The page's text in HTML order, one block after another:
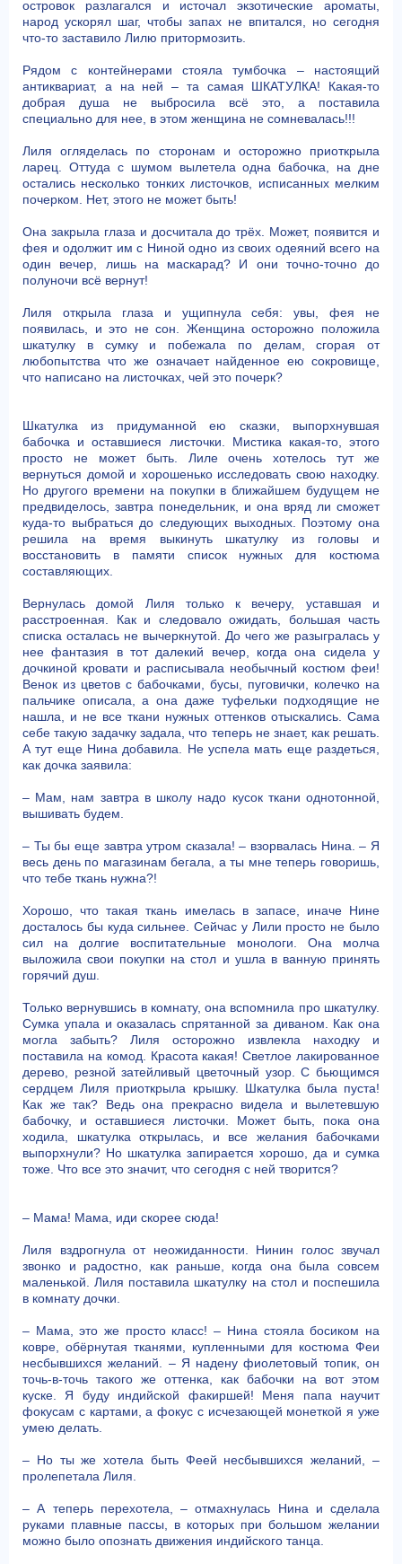
островок разлагался и источал экзотические ароматы,
народ ускорял шаг, чтобы запах не впитался, но сегодня
что-то заставило Лилю притормозить.
Рядом с контейнерами стояла тумбочка – настоящий
антиквариат, а на ней – та самая ШКАТУЛКА! Какая-то
добрая душа не выбросила всё это, а поставила
специально для нее, в этом женщина не сомневалась!!!
Лиля огляделась по сторонам и осторожно приоткрыла
ларец. Оттуда с шумом вылетела одна бабочка, на дне
остались несколько тонких листочков, исписанных мелким
почерком. Нет, этого не может быть!
Она закрыла глаза и досчитала до трёх. Может, появится и
фея и одолжит им с Ниной одно из своих одеяний всего на
один вечер, лишь на маскарад? И они точно-точно до
полуночи всё вернут!
Лиля открыла глаза и ущипнула себя: увы, фея не
появилась, и это не сон. Женщина осторожно положила
шкатулку в сумку и побежала по делам, сгорая от
любопытства что же означает найденное ею сокровище,
что написано на листочках, чей это почерк?
Шкатулка из придуманной ею сказки, выпорхнувшая
бабочка и оставшиеся листочки. Мистика какая-то, этого
просто не может быть. Лиле очень хотелось тут же
вернуться домой и хорошенько исследовать свою находку.
Но другого времени на покупки в ближайшем будущем не
предвиделось, завтра понедельник, и она вряд ли сможет
куда-то выбраться до следующих выходных. Поэтому она
решила на время выкинуть шкатулку из головы и
восстановить в памяти список нужных для костюма
составляющих.
Вернулась домой Лиля только к вечеру, уставшая и
расстроенная. Как и следовало ожидать, большая часть
списка осталась не вычеркнутой. До чего же разыгралась у
нее фантазия в тот далекий вечер, когда она сидела у
дочкиной кровати и расписывала необычный костюм феи!
Венок из цветов с бабочками, бусы, пуговички, колечко на
пальчике описала, а она даже туфельки подходящие не
нашла, и не все ткани нужных оттенков отыскались. Сама
себе такую задачку задала, что теперь не знает, как решать.
А тут еще Нина добавила. Не успела мать еще раздеться,
как дочка заявила:
– Мам, нам завтра в школу надо кусок ткани однотонной,
вышивать будем.
– Ты бы еще завтра утром сказала! – взорвалась Нина. – Я
весь день по магазинам бегала, а ты мне теперь говоришь,
что тебе ткань нужна?!
Хорошо, что такая ткань имелась в запасе, иначе Нине
досталось бы куда сильнее. Сейчас у Лили просто не было
сил на долгие воспитательные монологи. Она молча
выложила свои покупки на стол и ушла в ванную принять
горячий душ.
Только вернувшись в комнату, она вспомнила про шкатулку.
Сумка упала и оказалась спрятанной за диваном. Как она
могла забыть? Лиля осторожно извлекла находку и
поставила на комод. Красота какая! Светлое лакированное
дерево, резной затейливый цветочный узор. С бьющимся
сердцем Лиля приоткрыла крышку. Шкатулка была пуста!
Как же так? Ведь она прекрасно видела и вылетевшую
бабочку, и оставшиеся листочки. Может быть, пока она
ходила, шкатулка открылась, и все желания бабочками
выпорхнули? Но шкатулка запирается хорошо, да и сумка
тоже. Что все это значит, что сегодня с ней творится?
– Мама! Мама, иди скорее сюда!
Лиля вздрогнула от неожиданности. Нинин голос звучал
звонко и радостно, как раньше, когда она была совсем
маленькой. Лиля поставила шкатулку на стол и поспешила
в комнату дочки.
– Мама, это же просто класс! – Нина стояла босиком на
ковре, обёрнутая тканями, купленными для костюма Феи
несбывшихся желаний. – Я надену фиолетовый топик, он
точь-в-точь такого же оттенка, как бабочки на вот этом
куске. Я буду индийской факиршей! Меня папа научит
фокусам с картами, а фокус с исчезающей монеткой я уже
умею делать.
– Но ты же хотела быть Феей несбывшихся желаний, –
пролепетала Лиля.
– А теперь перехотела, – отмахнулась Нина и сделала
руками плавные пассы, в которых при большом желании
можно было опознать движения индийского танца.